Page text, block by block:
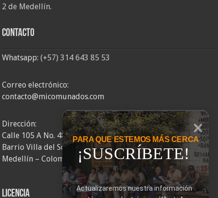
2 de Medellín.
Contacto
Whatsapp:(+57) 314 643 85 53
Correo electrónico:
contacto@micomunados.com
Dirección:
Calle 105 A No. 48AA – 58
Barrio Villa del Socorro
Medellín – Colombia
Licencia
PARA QUE ESTEMOS MÁS CERCA
¡SUSCRÍBETE!
Actualizaremos nuestra información